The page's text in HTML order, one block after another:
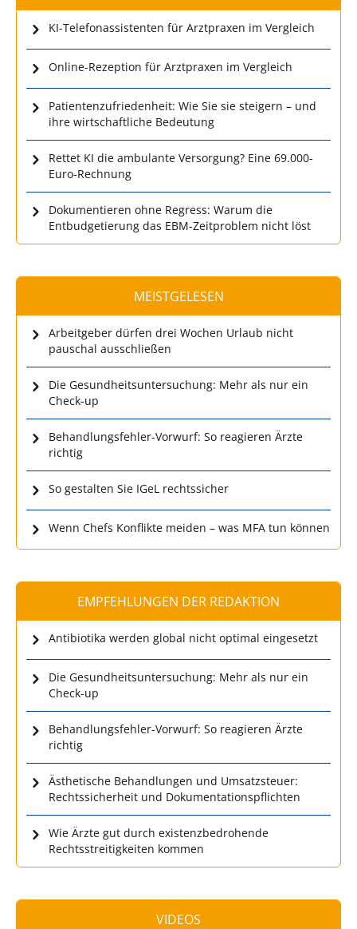
KI-Telefonassistenten für Arztpraxen im Vergleich
Online-Rezeption für Arztpraxen im Vergleich
Patientenzufriedenheit: Wie Sie sie steigern – und
ihre wirtschaftliche Bedeutung
Rettet KI die ambulante Versorgung? Eine 69.000-
Euro-Rechnung
Dokumentieren ohne Regress: Warum die
Entbudgetierung das EBM-Zeitproblem nicht löst
MEISTGELESEN
Arbeitgeber dürfen drei Wochen Urlaub nicht
pauschal ausschließen
Die Gesundheitsuntersuchung: Mehr als nur ein
Check-up
Behandlungsfehler-Vorwurf: So reagieren Ärzte
richtig
So gestalten Sie IGeL rechtssicher
Wenn Chefs Konflikte meiden – was MFA tun können
EMPFEHLUNGEN DER REDAKTION
Antibiotika werden global nicht optimal eingesetzt
Die Gesundheitsuntersuchung: Mehr als nur ein
Check-up
Behandlungsfehler-Vorwurf: So reagieren Ärzte
richtig
Ästhetische Behandlungen und Umsatzsteuer:
Rechtssicherheit und Dokumentationspflichten
Wie Ärzte gut durch existenzbedrohende
Rechtsstreitigkeiten kommen
VIDEOS